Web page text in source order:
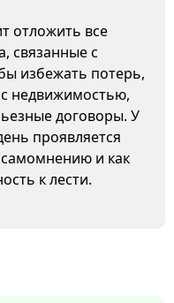
отложить все
связанные с
избежать потерь,
недвижимостью,
договоры. У
проявляется
и как
к лести.